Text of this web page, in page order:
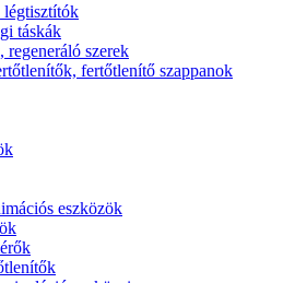
légtisztítók
táskák
szerek
fertőtlenítő szappanok
eszközök